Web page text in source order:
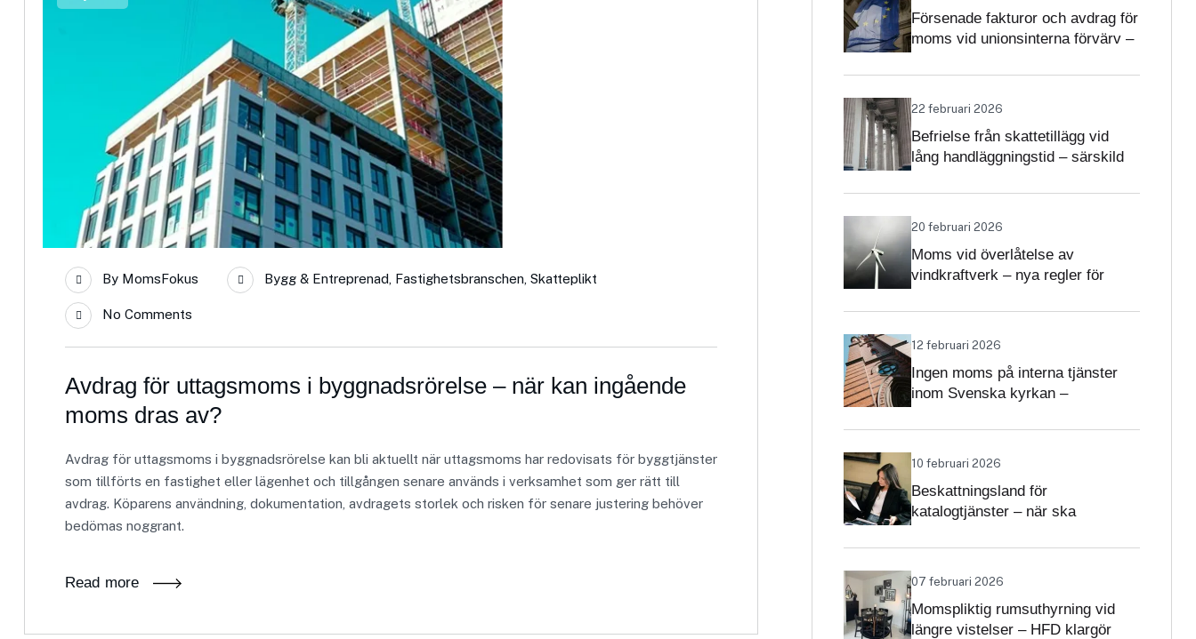
By MomsFokus Bygg & Entreprenad, Fastighetsbranschen, Skatteplikt
No Comments
Avdrag för uttagsmoms i byggnadsrörelse – när kan ingående
moms dras av?
Avdrag för uttagsmoms i byggnadsrörelse kan bli aktuellt när uttagsmoms har redovisats för byggtjänster
som tillförts en fastighet eller lägenhet och tillgången senare används i verksamhet som ger rätt till
avdrag. Köparens användning, dokumentation, avdragets storlek och risken för senare justering behöver
bedömas noggrant.
Read more
Försenade fakturor och avdrag för
moms vid unionsinterna förvärv –
22 februari 2026
Befrielse från skattetillägg vid
lång handläggningstid – särskild
20 februari 2026
Moms vid överlåtelse av
vindkraftverk – nya regler för
12 februari 2026
Ingen moms på interna tjänster
inom Svenska kyrkan –
självständighetsbedömningen
10 februari 2026
Beskattningsland för
katalogtjänster – när ska
moms?
07 februari 2026
Momspliktig rumsuthyrning vid
längre vistelser – HFD klargör